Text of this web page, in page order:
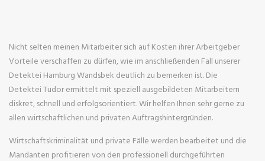
Nicht selten meinen Mitarbeiter sich auf Kosten ihrer Arbeitgeber
Vorteile verschaffen zu dürfen, wie im anschließenden Fall unserer
Detektei Hamburg Wandsbek deutlich zu bemerken ist. Die
Detektei Tudor ermittelt mit speziell ausgebildeten Mitarbeitern
diskret, schnell und erfolgsorientiert. Wir helfen Ihnen sehr gerne zu
allen wirtschaftlichen und privaten Auftragshintergründen.
Wirtschaftskriminalität und private Fälle werden bearbeitet und die
Mandanten profitieren von den professionell durchgeführten